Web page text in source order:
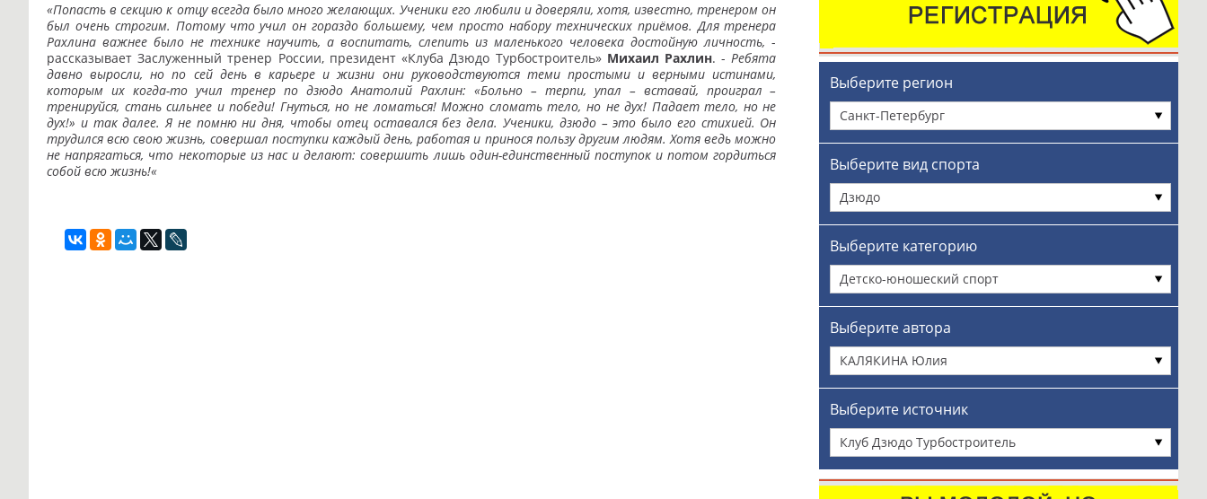
«Попасть в секцию к отцу всегда было много желающих. Ученики его любили и доверяли, хотя, известно, тренером он
был очень строгим. Потому что учил он гораздо большему, чем просто набору технических приёмов. Для тренера
Рахлина важнее было не технике научить, а воспитать, слепить из маленького человека достойную личность, -
рассказывает Заслуженный тренер России, президент «Клуба Дзюдо Турбостроитель» Михаил Рахлин. -Ребята
давно выросли, но по сей день в карьере и жизни они руководствуются теми простыми и верными истинами,
которым их когда-то учил тренер по дзюдо Анатолий Рахлин: «Больно – терпи, упал – вставай, проиграл –
тренируйся, стань сильнее и победи! Гнуться, но не ломаться! Можно сломать тело, но не дух! Падает тело, но не
дух!» и так далее. Я не помню ни дня, чтобы отец оставался без дела. Ученики, дзюдо – это было его стихией. Он
трудился всю свою жизнь, совершал поступки каждый день, работая и принося пользу другим людям. Хотя ведь можно
не напрягаться, что некоторые из нас и делают: совершить лишь один-единственный поступок и потом гордиться
собой всю жизнь!«
Выберите регион
Санкт-Петербург
Выберите вид спорта
Дзюдо
Выберите категорию
Детско-юношеский спорт
Выберите автора
КАЛЯКИНА Юлия
Выберите источник
Клуб Дзюдо Турбостроитель